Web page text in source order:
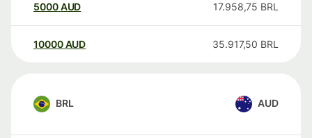
5000AUD 17.958,75 BRL
10000 AUD 35.917,50 BRL
BRL AUD